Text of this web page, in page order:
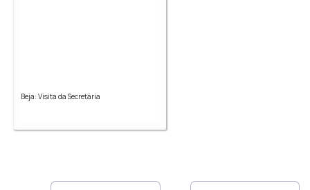
Beja: Visita da Secretária